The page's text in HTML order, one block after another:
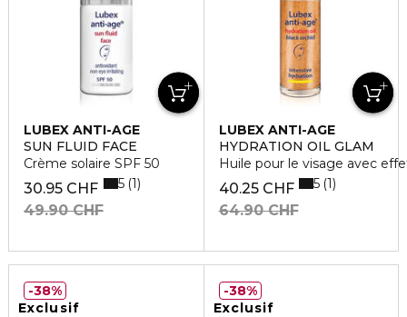
LUBEX ANTI-AGE
SUN FLUID FACE
Crème solaire SPF 50
30.95 CHF
49.90 CHF
5 1
LUBEX ANTI-AGE
HYDRATION OIL GLAM
Huile pour le visage avec
40.25 CHF
64.90 CHF
5 1
Exclusif
38%
Exclusif
38%